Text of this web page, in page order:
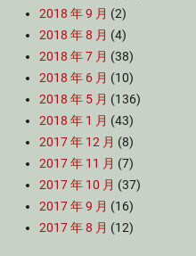
2018 年 9 月 (2)
2018 年 8 月 (4)
2018 年 7 月 (38)
2018 年 6 月 (10)
2018 年 5 月 (136)
2018 年 1 月 (43)
2017 年 12 月 (8)
2017 年 11 月 (7)
2017 年 10 月 (37)
2017 年 9 月 (16)
2017 年 8 月 (12)